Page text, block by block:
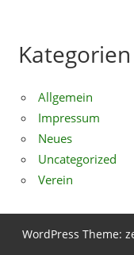
Kategorien
Allgemein
Impressum
Neues
Uncategorized
Verein
WordPress Theme: